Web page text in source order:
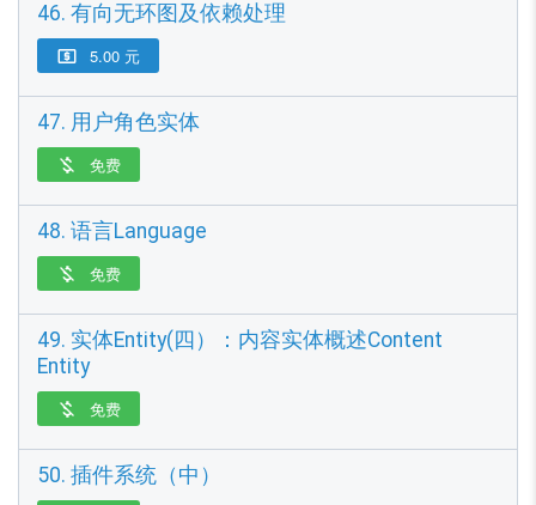
46. 有向无环图及依赖处理
 5.00 元
47. 用户角色实体
 免费
48. 语言Language
 免费
49. 实体Entity(四）：内容实体概述Content
Entity
 免费
50. 插件系统（中）